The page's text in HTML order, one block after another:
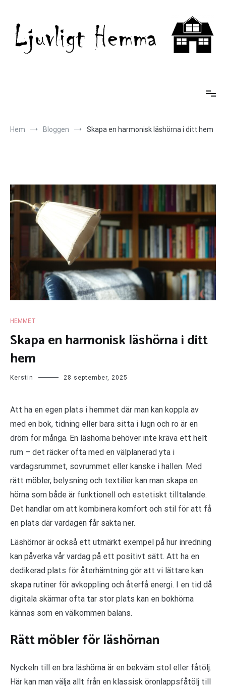
innehåll
Hem Bloggen Skapa en harmonisk läshörna i ditt hem
HEMMET
Skapa en harmonisk läshörna i ditt
hem
Kerstin 28 september, 2025
Att ha en egen plats i hemmet där man kan koppla av
med en bok, tidning eller bara sitta i lugn och ro är en
dröm för många. En läshörna behöver inte kräva ett helt
rum – det räcker ofta med en välplanerad yta i
vardagsrummet, sovrummet eller kanske i hallen. Med
rätt möbler, belysning och textilier kan man skapa en
hörna som både är funktionell och estetiskt tilltalande.
Det handlar om att kombinera komfort och stil för att få
en plats där vardagen får sakta ner.
Läshörnor är också ett utmärkt exempel på hur inredning
kan påverka vår vardag på ett positivt sätt. Att ha en
dedikerad plats för återhämtning gör att vi lättare kan
skapa rutiner för avkoppling och återfå energi. I en tid då
digitala skärmar ofta tar stor plats kan en bokhörna
kännas som en välkommen balans.
Rätt möbler för läshörnan
Nyckeln till en bra läshörna är en bekväm stol eller fåtölj.
Här kan man välja allt från en klassisk öronlappsfåtölj till